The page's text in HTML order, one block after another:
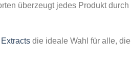
überzeugt jedes Produkt
die ideale Wahl für alle,